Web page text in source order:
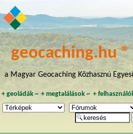
geocaching.hu ®
a Magyar Geocaching Közhasznú
+ geoládák~ +megtalálások ~ +